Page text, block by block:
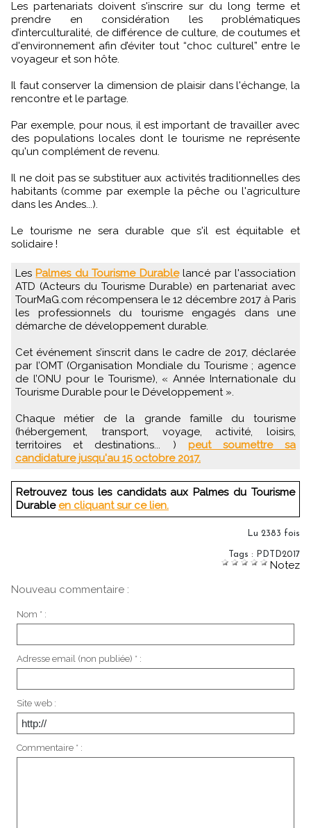
Les partenariats doivent s'inscrire sur du long terme et
prendre en considération les problématiques
d’interculturalité, de différence de culture, de coutumes et
d'environnement afin d’éviter tout “choc culturel” entre le
voyageur et son hôte.
Il faut conserver la dimension de plaisir dans l'échange, la
rencontre et le partage.
Par exemple, pour nous, il est important de travailler avec
des populations locales dont le tourisme ne représente
qu'un complément de revenu.
Il ne doit pas se substituer aux activités traditionnelles des
habitants (comme par exemple la pêche ou l'agriculture
dans les Andes...).
Le tourisme ne sera durable que s'il est équitable et
solidaire !
Les Palmes du Tourisme Durablelancé par l'association
ATD (Acteurs du Tourisme Durable) en partenariat avec
TourMaG.com récompensera le 12 décembre 2017 à Paris
les professionnels du tourisme engagés dans une
démarche de développement durable.
Cet événement s’inscrit dans le cadre de 2017, déclarée
par l’OMT (Organisation Mondiale du Tourisme ; agence
de l’ONU pour le Tourisme), « Année Internationale du
Tourisme Durable pour le Développement ».
Chaque métier de la grande famille du tourisme
(hébergement, transport, voyage, activité, loisirs,
territoires et destinations... ) peut soumettre sa
candidature jusqu'au 15 octobre 2017.
Retrouvez tous les candidats aux Palmes du Tourisme
Durable en cliquant sur ce lien.
Lu 2383 fois
Tags : PDTD2017
Notez
Nouveau commentaire :
Nom * :
Adresse email (non publiée) * :
Site web :
Commentaire * :